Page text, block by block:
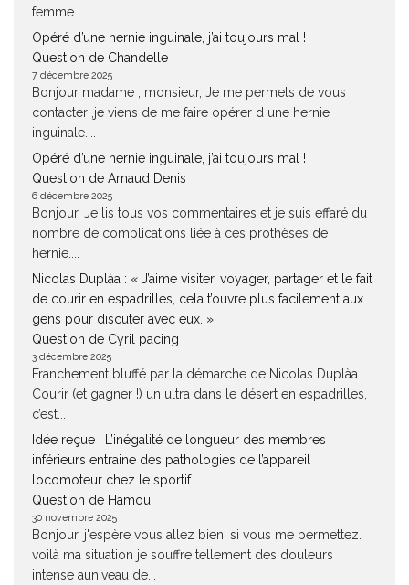
femme...
Opéré d’une hernie inguinale, j’ai toujours mal !
Question de Chandelle
7 décembre 2025
Bonjour madame , monsieur, Je me permets de vous
contacter ,je viens de me faire opérer d une hernie
inguinale....
Opéré d’une hernie inguinale, j’ai toujours mal !
Question de Arnaud Denis
6 décembre 2025
Bonjour. Je lis tous vos commentaires et je suis effaré du
nombre de complications liée à ces prothèses de
hernie....
Nicolas Duplàa : « J’aime visiter, voyager, partager et le fait
de courir en espadrilles, cela t’ouvre plus facilement aux
gens pour discuter avec eux. »
Question de Cyril pacing
3 décembre 2025
Franchement bluffé par la démarche de Nicolas Duplàa.
Courir (et gagner !) un ultra dans le désert en espadrilles,
c’est...
Idée reçue : L’inégalité de longueur des membres
inférieurs entraine des pathologies de l’appareil
locomoteur chez le sportif
Question de Hamou
30 novembre 2025
Bonjour, j'espère vous allez bien. si vous me permettez.
voilà ma situation je souffre tellement des douleurs
intense auniveau de...